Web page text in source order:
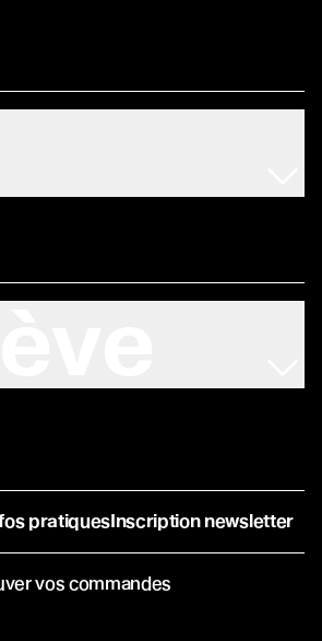
pratiques Inscription newsletter
vos commandes